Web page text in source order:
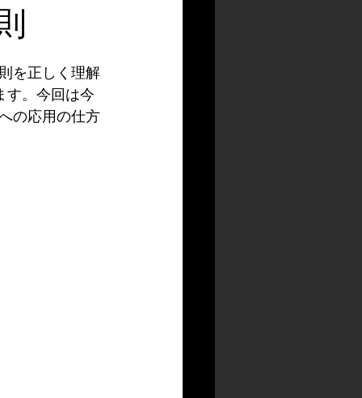
を正しく理解
す。今回は今
の応用の仕方